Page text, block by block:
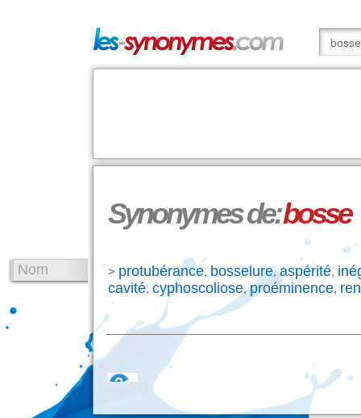
Synonymes de:bosse
Nom > protubérance, bosselure,aspérité,
cavité, cyphoscoliose,proéminence,